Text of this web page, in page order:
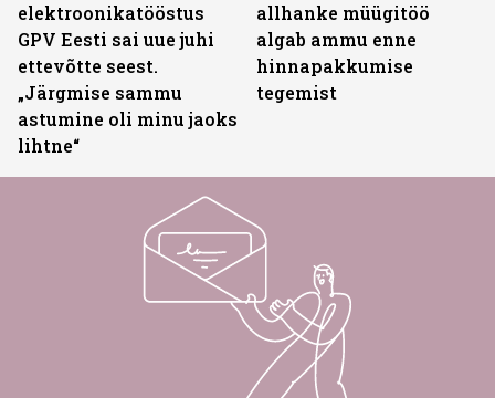
elektroonikatööstus
GPV Eesti sai uue juhi
ettevõtte seest.
„Järgmise sammu
astumine oli minu jaoks
lihtne“
allhanke müügitöö
algab ammu enne
hinnapakkumise
tegemist